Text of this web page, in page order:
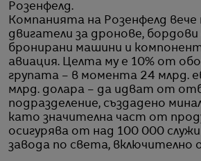
Розенфелд.
Компанията на Розенфелд вече
двигатели за дронове,
бронирани машини и
авиация. Целта му е 10% от
групата – в момента 24 млрд.
млрд. долара – да идват от
подразделение, създадено
като значителна част от
осигурява от над 100 000
завода по света, включително